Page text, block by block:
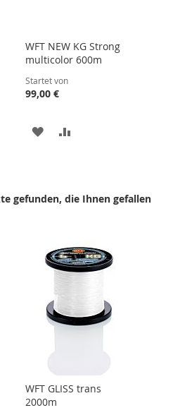
WFT NEW KG Strong
multicolor 600m
Startet von
99,00 €
ZUR
gefunden, die Ihnen gefallen
WFT GLISS trans
2000m